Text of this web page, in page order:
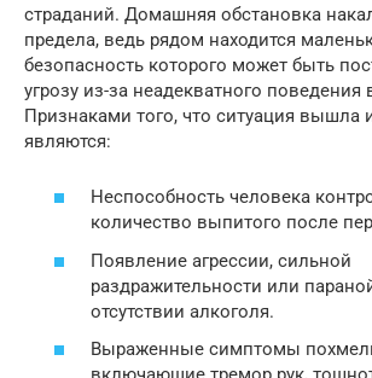
страданий. Домашняя обстановка
предела, ведь рядом находится
безопасность которого может быть
угрозу из-за неадекватного поведения
Признаками того, что ситуация вышла
являются:
Неспособность человека
количество выпитого после
Появление агрессии, сильной
раздражительности или
отсутствии алкоголя.
Выраженные симптомы